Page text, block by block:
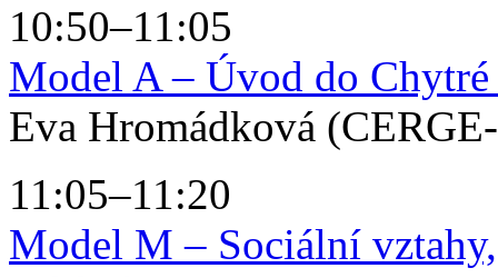
10:50–11:05
Model A – Úvod do
Eva Hromádková
11:05–11:20
Model M – Sociální